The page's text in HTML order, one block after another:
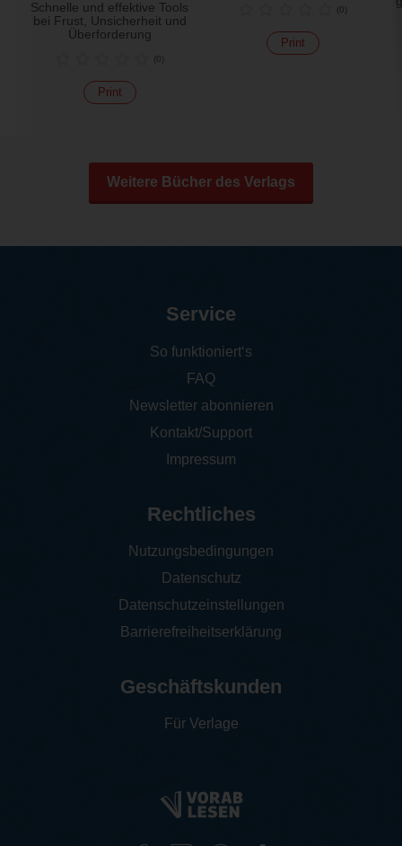
Schnelle und effektive Tools
bei Frust, Unsicherheit und
Überforderung
(0
Print
(0
Print
Weitere Bücher des Verlags
Service
So funktioniert‘s
FAQ
Newsletter abonnieren
Kontakt/Support
Impressum
Rechtliches
Nutzungsbedingungen
Datenschutz
Datenschutzeinstellungen
Barrierefreiheitserklärung
Geschäftskunden
Für Verlage